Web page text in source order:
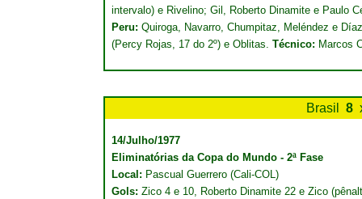
intervalo) e Rivelino; Gil, Roberto Dinamite e Paulo
Peru: Quiroga, Navarro, Chumpitaz, Meléndez e
(Percy Rojas, 17 do 2º) e Oblitas. Técnico: Marcos
Brasil 8
14/Julho/1977
Eliminatórias da Copa do Mundo - 2ª Fase
Local: Pascual Guerrero (Cali-COL)
Gols: Zico 4 e 10, Roberto Dinamite 22 e Zico